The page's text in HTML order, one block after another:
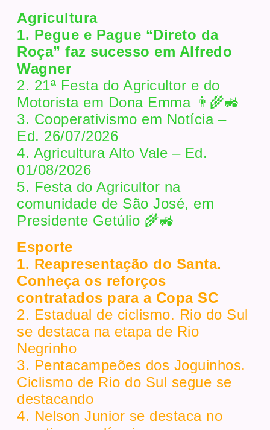
Agricultura
1. Pegue e Pague “Direto da
Roça” faz sucesso em Alfredo
Wagner
2. 21ª Festa do Agricultor e do
Motorista em Dona Emma 👨‍🌾🚜
3. Cooperativismo em Notícia –
Ed. 26/07/2026
4. Agricultura Alto Vale – Ed.
01/08/2026
5. Festa do Agricultor na
comunidade de São José, em
Presidente Getúlio 🌾🚜
Esporte
1. Reapresentação do Santa.
Conheça os reforços
contratados para a Copa SC
2. Estadual de ciclismo. Rio do Sul
se destaca na etapa de Rio
Negrinho
3. Pentacampeões dos Joguinhos.
Ciclismo de Rio do Sul segue se
destacando
4. Nelson Junior se destaca no